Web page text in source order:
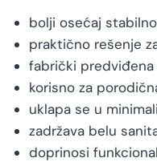
bolji osećaj
praktično rešenje
fabrički predviđena
korisno za
uklapa se u
zadržava belu
doprinosi